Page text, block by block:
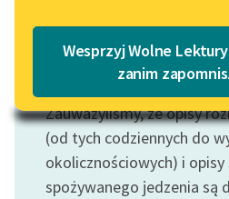
Lektury szkolne i klasyka
literatury do słuchania dla
uczennic i uczniów z
niepełnosprawnościami
Wesprzyj Wolne
zanim
Motyw: Jedzenie
Zauważyliśmy, że opisy
(od tych codziennych do
okolicznościowych) i opisy
spożywanego jedzenia są